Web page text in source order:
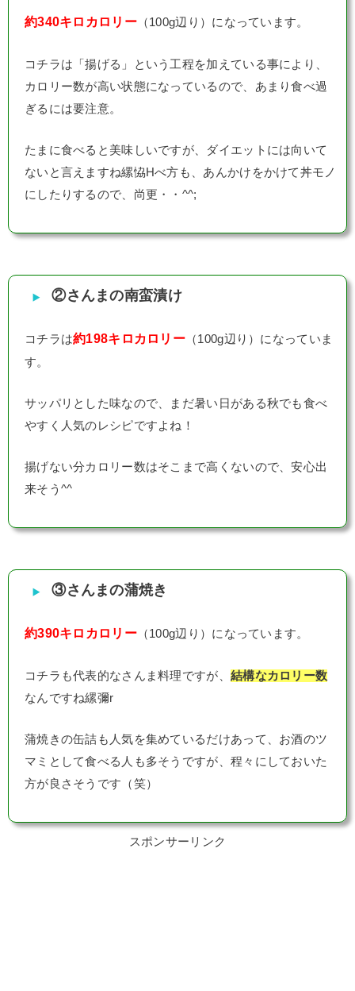
約340キロカロリー（100g辺り）になっています。
コチラは「揚げる」という工程を加えている事により、
カロリー数が高い状態になっているので、あまり食べ過
ぎるには要注意。
たまに食べると美味しいですが、ダイエットには向いて
ないと言えますね縲恊Hべ方も、あんかけをかけて丼モノ
にしたりするので、尚更・・^^;
②さんまの南蛮漬け
コチラは約198キロカロリー （100g辺り）になっていま
す。
サッパリとした味なので、まだ暑い日がある秋でも食べ
やすく人気のレシピですよね！
揚げない分カロリー数はそこまで高くないので、安心出
来そう^^
③さんまの蒲焼き
約390キロカロリー（100g辺り）になっています。
コチラも代表的なさんま料理ですが、 結構なカロリー数
なんですね縲彌r
蒲焼きの缶詰も人気を集めているだけあって、お酒のツ
マミとして食べる人も多そうですが、程々にしておいた
方が良さそうです（笑）
スポンサーリンク